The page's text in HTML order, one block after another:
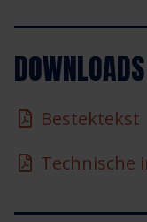
DOWNLOADS
Bestektekst
Technische